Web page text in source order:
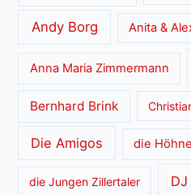
Andy Borg Anita &
Anna Maria Zimmermann
Bernhard Brink
Die Amigos die
die Jungen Zillertaler